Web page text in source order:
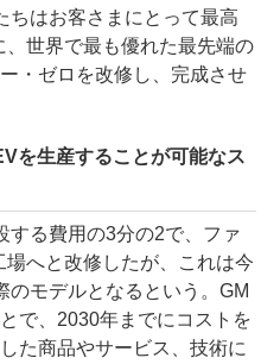
ちはお客さまにとって最高
世界で最も優れた最先端の
・ゼロを改修し、完成させ
を生産することが可能なス
る費用の3分の2で、ファ
へと改修したが、これは今
のモデルとなるという。GM
で、2030年までにコストを
た商品やサービス、技術に